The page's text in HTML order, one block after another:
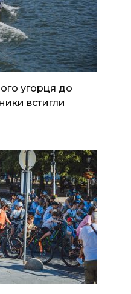
угорця до
встигли